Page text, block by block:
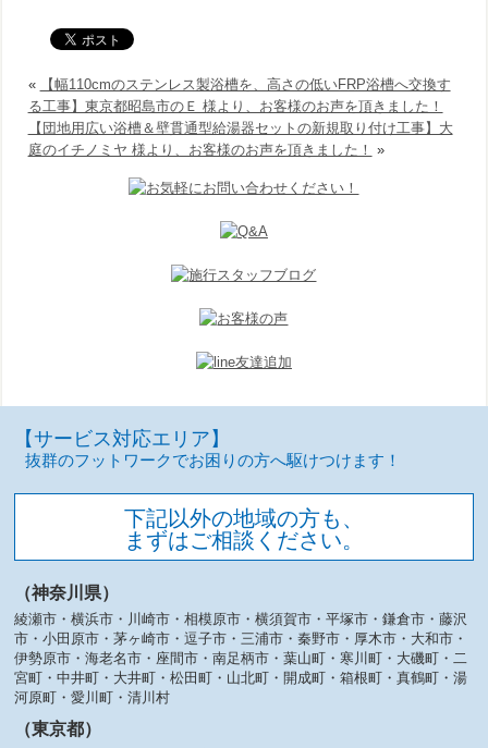
«
【幅110cmのステンレス製浴槽を、高さの低いFRP浴槽へ交換す
る工事】東京都昭島市のＥ 様より、お客様のお声を頂きました！
【団地用広い浴槽＆壁貫通型給湯器セットの新規取り付け工事】大
庭のイチノミヤ 様より、お客様のお声を頂きました！ »
【サービス対応エリア】
抜群のフットワークでお困りの方へ駆けつけます！
下記以外の地域の方も、
まずはご相談ください。
（神奈川県）
綾瀬市・横浜市・川崎市・相模原市・横須賀市・平塚市・鎌倉市・藤沢
市・小田原市・茅ヶ崎市・逗子市・三浦市・秦野市・厚木市・大和市・
伊勢原市・海老名市・座間市・南足柄市・葉山町・寒川町・大磯町・二
宮町・中井町・大井町・松田町・山北町・開成町・箱根町・真鶴町・湯
河原町・愛川町・清川村
（東京都）